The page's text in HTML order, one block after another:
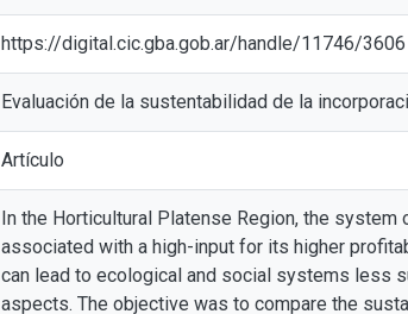
https://digital.cic.gba.gob.ar/handle/11746/3606
Evaluación de la sustentabilidad de la
Artículo
In the Horticultural Platense Region, the
associated with a high-input for its higher
can lead to ecological and social systems less
aspects. The objective was to compare the